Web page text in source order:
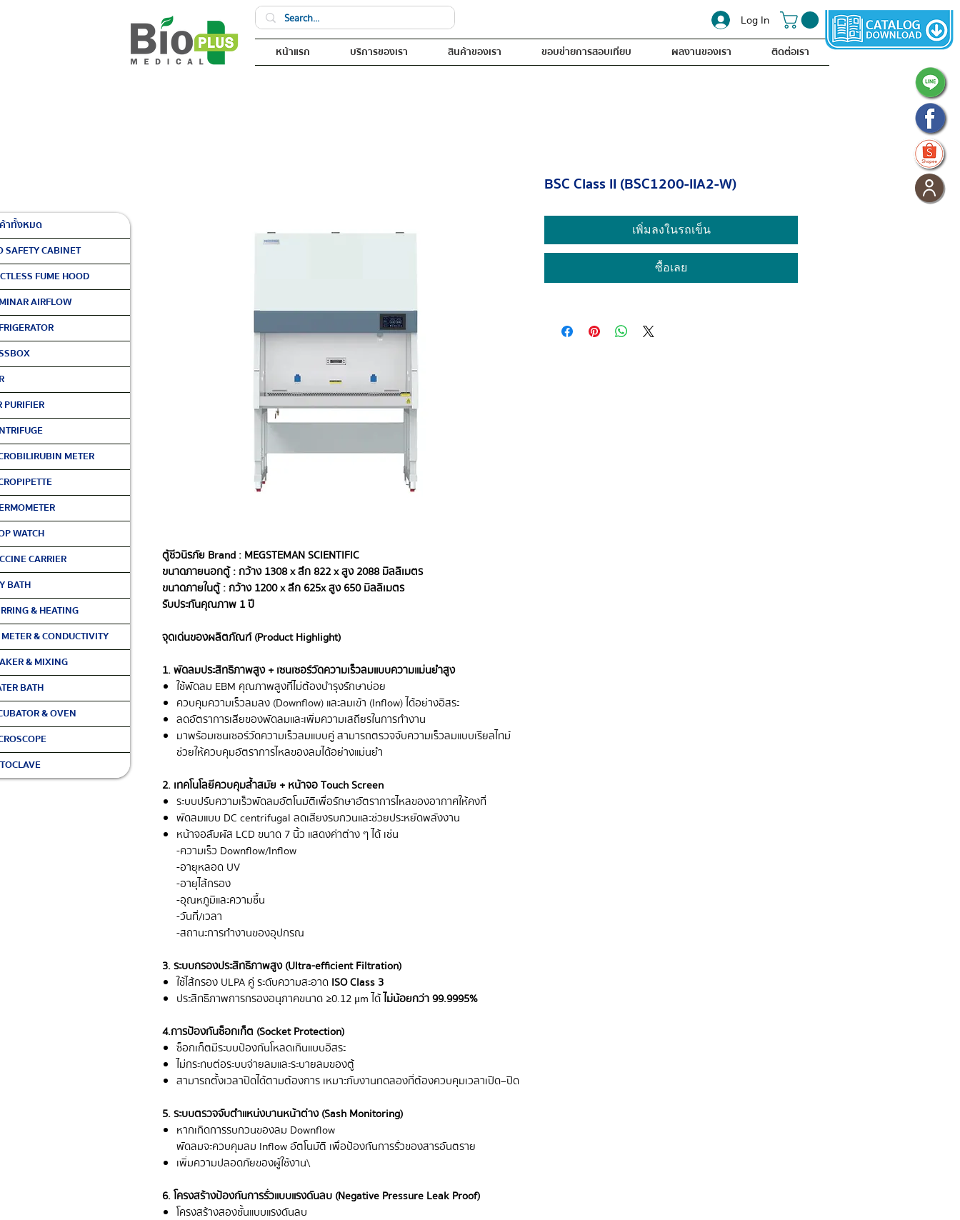
Log In
หน้าแรก บริการของเรา สินค้าของเรา ขอบข่ายการสอบเทียบ ผลงานของเรา ติดต่อเรา
าทั้งหมด
SAFETY CABINET
FUME HOOD
AIRFLOW
PURIFIER
METER
WATCH
CARRIER
BATH
& HEATING
& CONDUCTIVITY
& MIXING
BATH
& OVEN
ตู้ชีวนิรภัย Brand : MEGSTEMAN SCIENTIFIC
ขนาดภายนอกตู้ : กว้าง 1308 x ลึก 822 x สูง 2088 มิลลิเมตร
ขนาดภายในตู้ : กว้าง 1200 x ลึก 625 x สูง 650 มิลลิเมตร
รับประกันคุณภาพ 1 ปี
จุดเด่นของผลิตภัณฑ์ (Product Highlight)
1. พัดลมประสิทธิภาพสูง + เซนเซอร์วัดความเร็วลมแบบความแม่นยำสูง
ใช้พัดลม EBM คุณภาพสูงที่ไม่ต้องบำรุงรักษาบ่อย
ควบคุมความเร็วลมลง (Downflow) และลมเข้า (Inflow) ได้อย่างอิสระ
ลดอัตราการเสียของพัดลมและเพิ่มความเสถียรในการทำงาน
มาพร้อมเซนเซอร์วัดความเร็วลมแบบคู่ สามารถตรวจจับความเร็วลมแบบเรียลไทม์
ช่วยให้ควบคุมอัตราการไหลของลมได้อย่างแม่นยำ
2. เทคโนโลยีควบคุมล้ำสมัย + หน้าจอ Touch Screen
ระบบปรับความเร็วพัดลมอัตโนมัติเพื่อรักษาอัตราการไหลของอากาศให้คงที่
พัดลมแบบ DC centrifugal ลดเสียงรบกวนและช่วยประหยัดพลังงาน
หน้าจอสัมผัส LCD ขนาด 7 นิ้ว แสดงค่าต่าง ๆ ได้ เช่น
- ความเร็ว Downflow/Inflow
- อายุหลอด UV
- อายุไส้กรอง
- อุณหภูมิและความชื้น
- วันที่/เวลา
- สถานะการทำงานของอุปกรณ
3. ระบบกรองประสิทธิภาพสูง (Ultra-efficient Filtration)
ใช้ไส้กรอง ULPA คู่ ระดับความสะอาด ISO Class 3
ประสิทธิภาพการกรองอนุภาคขนาด ≥0.12 μm ได้ ไม่น้อยกว่า 99.9995%
4. การป้องกันซ็อกเก็ต (Socket Protection)
ซ็อกเก็ตมีระบบป้องกันโหลดเกินแบบอิสระ
ไม่กระทบต่อระบบจ่ายลมและระบายลมของตู้
สามารถตั้งเวลาปิดได้ตามต้องการ เหมาะกับงานทดลองที่ต้องควบคุมเวลาเปิด–ปิด
5. ระบบตรวจจับตำแหน่งบานหน้าต่าง (Sash Monitoring)
หากเกิดการรบกวนของลม Downflow
พัดลมจะควบคุมลม Inflow อัตโนมัติ เพื่อป้องกันการรั่วของสารอันตราย
เพิ่มความปลอดภัยของผู้ใช้งาน\
6. โครงสร้างป้องกันการรั่วแบบแรงดันลบ (Negative Pressure Leak Proof)
โครงสร้างสองชั้นแบบแรงดันลบ
BSC Class II (BSC1200-IIA2-W)
เพิ่มลงในรถเข็น
ซื้อเลย